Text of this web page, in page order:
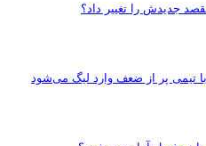
جدیدش را تغییر داد؟
تیمی پر از ضعف وارد لیگ می‌شود